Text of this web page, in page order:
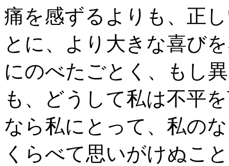
痛を感ずるよりも、正
とに、より大きな喜び
にのべたごとく、もし
も、どうして私は不平
なら私にとって、私の
くらべて思いがけぬこ